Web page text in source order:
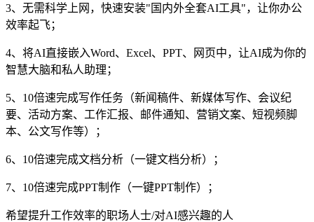
3、无需科学上网，快速安装"国内外全套AI工具"，让你办公
效率起飞；
4、将AI直接嵌入Word、Excel、PPT、网页中，让AI成为你的
智慧大脑和私人助理；
5、10倍速完成写作任务（新闻稿件、新媒体写作、会议纪
要、活动方案、工作汇报、邮件通知、营销文案、短视频脚
本、公文写作等）；
6、10倍速完成文档分析（一键文档分析）；
7、10倍速完成PPT制作（一键PPT制作）；
希望提升工作效率的职场人士/对AI感兴趣的人